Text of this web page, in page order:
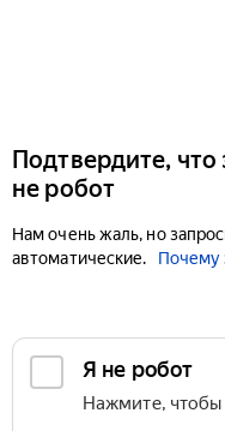
Подтвердите, что
не робот
Нам очень жаль, но
автоматические.
Почему